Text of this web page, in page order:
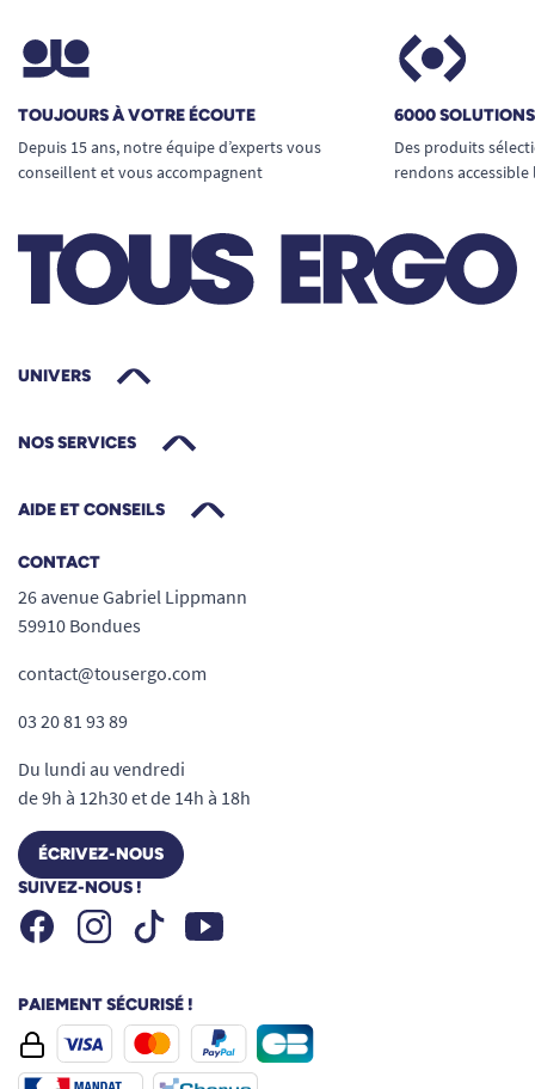
TOUJOURS À VOTRE ÉCOUTE
Depuis 15 ans, notre équipe d’experts vous
conseillent et vous accompagnent
6000
Des produits
rendons
UNIVERS
NOS SERVICES
AIDE ET CONSEILS
CONTACT
26 avenue Gabriel Lippmann
59910 Bondues
contact@tousergo.com
03 20 81 93 89
Du lundi au vendredi
de 9h à 12h30 et de 14h à 18h
ÉCRIVEZ-NOUS
SUIVEZ-NOUS !
FacebookInstagramTiktok Youtube
PAIEMENT SÉCURISÉ !